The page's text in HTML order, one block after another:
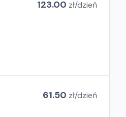
123.00 zł/dzień
61.50 zł/dzień